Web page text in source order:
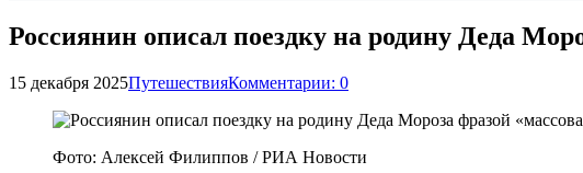
Россиянин описал поездку на родину Деда
15 декабря 2025ПутешествияКомментарии: 0
Фото: Алексей Филиппов / РИА Новости